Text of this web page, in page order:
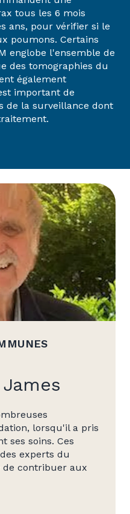
tous les 6 mois
ans, pour vérifier si le
poumons. Certains
englobe l'ensemble de
des tomographies du
également
important de
de la surveillance dont
lorsqu'il a pris
ses soins. Ces
experts du
contribuer aux